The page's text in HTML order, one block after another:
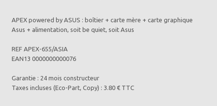
APEX powered by ASUS : boîtier + carte mère + carte graphique
Asus + alimentation, soit be quiet, soit Asus
REF APEX-655/ASIA
EAN13 0000000000076
Garantie : 24 mois constructeur
Taxes incluses (Eco-Part, Copy) : 3.80 € TTC